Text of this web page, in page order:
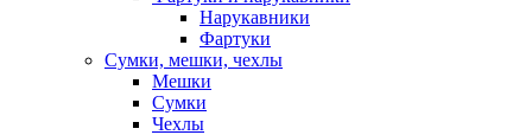
Нарукавники
Фартуки
Сумки, мешки, чехлы
Мешки
Сумки
Чехлы